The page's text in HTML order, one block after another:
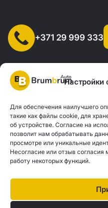
Настройки
Для обеспечения наилучшего
такие как файлы cookie, для
об устройстве. Согласие на
позволит нам обрабатывать
просмотре или уникальные
Несогласие или отзыв согласия
работу некоторых функций.
+371 29 999 333
SIA "AUTOCLICK", рег. №
77, Рига,
Политика
Brum Brum Auto не является
рядом банков и кредиторов,